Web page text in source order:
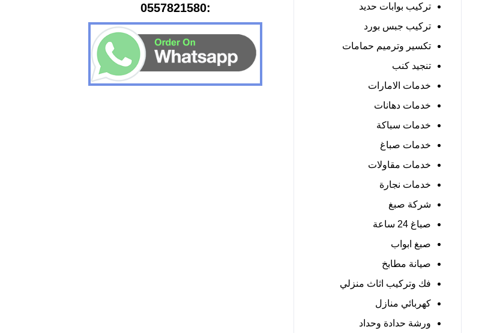
:0557821580
تركيب بوابات حديد
تركيب جبس بورد
تكسير وترميم حمامات
تنجيد كنب
خدمات الامارات
خدمات دهانات
خدمات سباكة
خدمات صباغ
خدمات مقاولات
خدمات نجارة
شركة صبغ
صباغ 24 ساعة
صبغ ابواب
صيانة مطابخ
فك وتركيب اثاث منزلي
كهربائي منازل
ورشة حدادة وحداد